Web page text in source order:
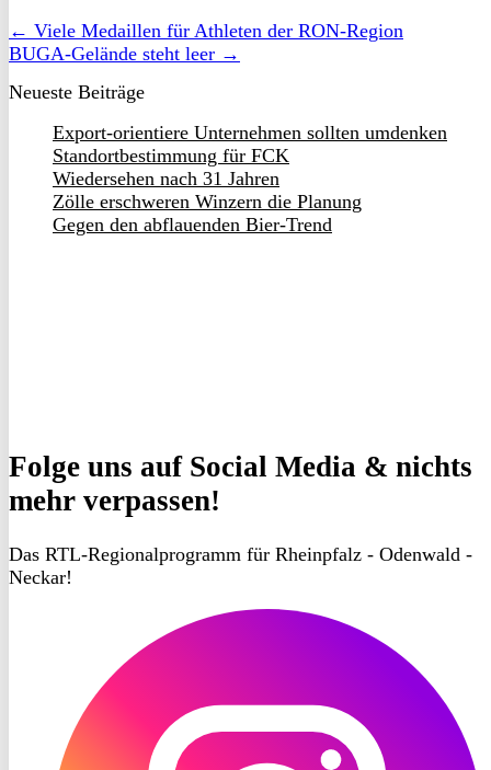
← Viele Medaillen für Athleten der RON-Region
BUGA-Gelände steht leer →
Neueste Beiträge
Export-orientiere Unternehmen sollten umdenken
Standortbestimmung für FCK
Wiedersehen nach 31 Jahren
Zölle erschweren Winzern die Planung
Gegen den abflauenden Bier-Trend
Folge uns auf Social Media & nichts
mehr verpassen!
Das RTL-Regionalprogramm für Rheinpfalz - Odenwald -
Neckar!
Instagram